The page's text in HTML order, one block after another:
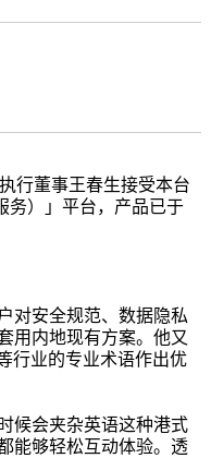
行董事王春生接受本台
务）」平台，产品已于
对安全规范、数据隐私
用内地现有方案。他又
行业的专业术语作出优
候会夹杂英语这种港式
能够轻松互动体验。透